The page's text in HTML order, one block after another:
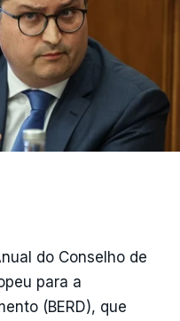
do Conselho de
para a
(BERD), que